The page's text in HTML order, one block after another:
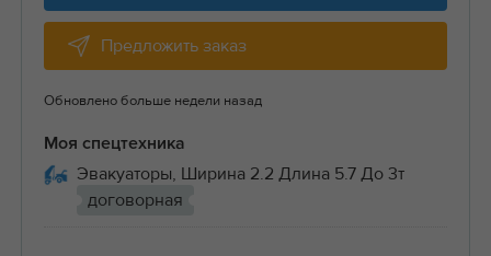
Предложить заказ
Обновлено больше недели назад
Моя спецтехника
Эвакуаторы, Ширина 2.2 Длина 5.7 До 3т
договорная